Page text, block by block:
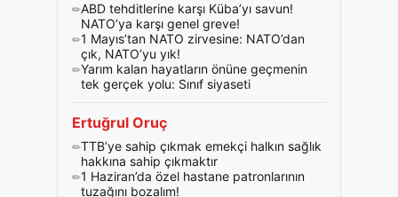
ABD tehditlerine karşı Küba’yı savun!
NATO’ya karşı genel greve!
1 Mayıs’tan NATO zirvesine: NATO’dan
çık, NATO’yu yık!
Yarım kalan hayatların önüne geçmenin
tek gerçek yolu: Sınıf siyaseti
Ertuğrul Oruç
TTB’ye sahip çıkmak emekçi halkın sağlık
hakkına sahip çıkmaktır
1 Haziran’da özel hastane patronlarının
tuzağını bozalım!